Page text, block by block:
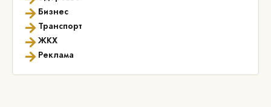
→ Бизнес
→ Транспорт
→ЖКХ
→ Реклама